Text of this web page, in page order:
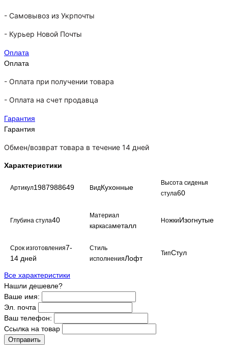
- Самовывоз из Укрпочты
- Курьер Новой Почты
Оплата
Оплата
- Оплата при получении товара
- Оплата на счет продавца
Гарантия
Гарантия
Обмен/возврат товара в течение 14 дней
Характеристики
Артикул1987988649 ВидКухонные
Высота сиденья
стула60
Глубина стула40
Материал
каркасаметалл
НожкиИзогнутые
Срок изготовления7-
14 дней
Стиль
исполненияЛофт
ТипСтул
Все характеристики
Нашли дешевле?
Ваше имя:
Эл. почта
Ваш телефон:
Ссылка на товар
Отправить